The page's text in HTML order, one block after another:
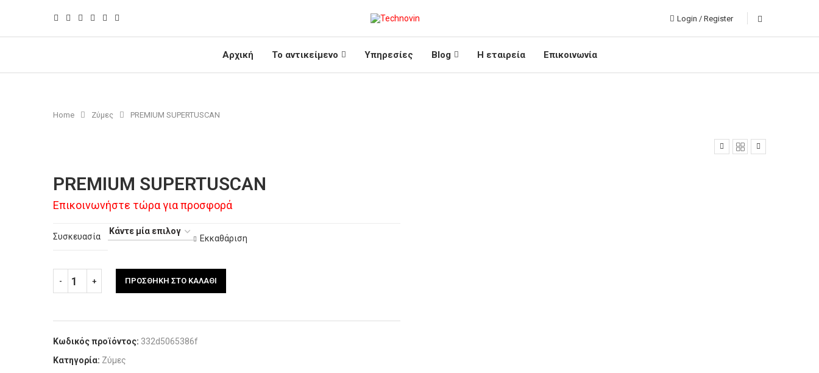
Login / Register
Αρχική Το αντικείμενο Υπηρεσίες Blog Η εταιρεία Επικοινωνία
Home Ζύμες PREMIUM SUPERTUSCAN
PREMIUM SUPERTUSCAN
Επικοινωνήστε τώρα για προσφορά
Συσκευασία Εκκαθάριση
ΠΡΟΣΘΉΚΗ ΣΤΟ ΚΑΛΆΘΙ
Κωδικός προϊόντος: 332d5065386f
Κατηγορία: Ζύμες